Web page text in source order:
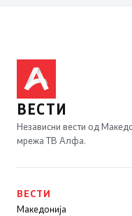
ВЕСТИ
Независни вести од
мрежа ТВ Алфа.
ВЕСТИ
Македонија